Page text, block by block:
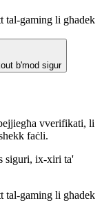
tal-gaming li għadek
b'mod sigur
vverifikati, li
faċli.
siguri, ix-xiri ta'
tal-gaming li għadek